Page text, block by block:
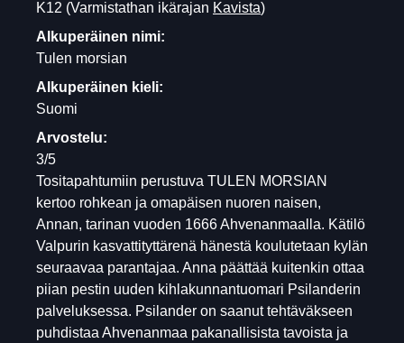
K12 (Varmistathan ikärajan Kavista)
Alkuperäinen nimi:
Tulen morsian
Alkuperäinen kieli:
Suomi
Arvostelu:
3/5
Tositapahtumiin perustuva TULEN MORSIAN
kertoo rohkean ja omapäisen nuoren naisen,
Annan, tarinan vuoden 1666 Ahvenanmaalla. Kätilö
Valpurin kasvattityttärenä hänestä koulutetaan kylän
seuraavaa parantajaa. Anna päättää kuitenkin ottaa
piian pestin uuden kihlakunnantuomari Psilanderin
palveluksessa. Psilander on saanut tehtäväkseen
puhdistaa Ahvenanmaa pakanallisista tavoista ja